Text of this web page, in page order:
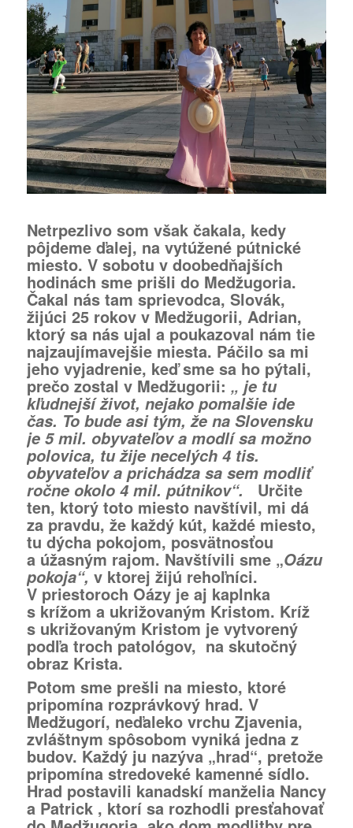
Netrpezlivo som však čakala, kedy
pôjdeme ďalej, na vytúžené pútnické
miesto. V sobotu v doobedňajších
hodinách sme prišli do Medžugoria.
Čakal nás tam sprievodca, Slovák,
žijúci 25 rokov v Medžugorii, Adrian,
ktorý sa nás ujal a poukazoval nám tie
najzaujímavejšie miesta. Páčilo sa mi
jeho vyjadrenie, keď sme sa ho pýtali,
prečo zostal v Medžugorii: „ je tu
kľudnejší život, nejako pomalšie ide
čas. To bude asi tým, že na Slovensku
je 5 mil. obyvateľov a modlí sa možno
polovica, tu žije necelých 4 tis.
obyvateľov a prichádza sa sem modliť
ročne okolo 4 mil. pútnikov“. Určite
ten, ktorý toto miesto navštívil, mi dá
za pravdu, že každý kút, každé miesto,
tu dýcha pokojom, posvätnosťou
a úžasným rajom. Navštívili sme „Oázu
pokoja“,v ktorej žijú rehoľníci.
V priestoroch Oázy je aj kaplnka
s krížom a ukrižovaným Kristom. Kríž
s ukrižovaným Kristom je vytvorený
podľa troch patológov, na skutočný
obraz Krista.
Potom sme prešli na miesto, ktoré
pripomína rozprávkový hrad. V
Medžugorí, neďaleko vrchu Zjavenia,
zvláštnym spôsobom vyniká jedna z
budov. Každý ju nazýva „hrad“, pretože
pripomína stredoveké kamenné sídlo.
Hrad postavili kanadskí manželia Nancy
a Patrick , ktorí sa rozhodli presťahovať